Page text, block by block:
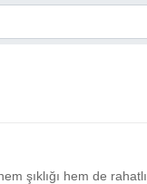
şıklığı hem de